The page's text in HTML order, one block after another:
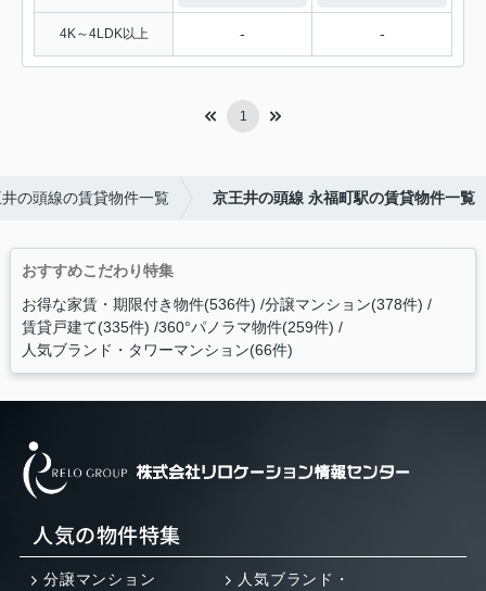
4K～4LDK以上 - -
1
の頭線の賃貸物件一覧 京王井の頭線 永福町駅の賃貸物件一覧
おすすめこだわり特集
お得な家賃・期限付き物件(536件) 分譲マンション(378件)
賃貸戸建て(335件) 360°パノラマ物件(259件)
人気ブランド・タワーマンション(66件)
人気の物件特集
分譲マンション
人気ブランド・